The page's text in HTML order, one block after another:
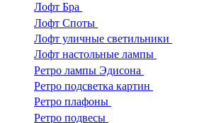
Лофт Бра
Лофт Споты
Лофт уличные светильники
Лофт настольные лампы
Ретро лампы Эдисона
Ретро подсветка картин
Ретро плафоны
Ретро подвесы